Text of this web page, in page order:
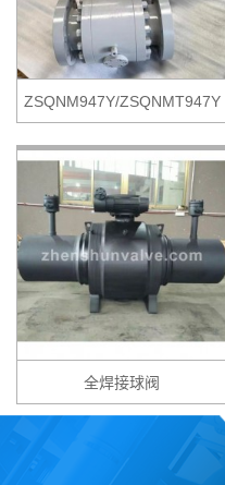
ZSQNM947Y/ZSQNMT947Y
矿用耐磨球阀
全焊接球阀